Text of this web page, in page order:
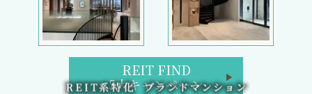
REIT FIND
5大キャンペーン